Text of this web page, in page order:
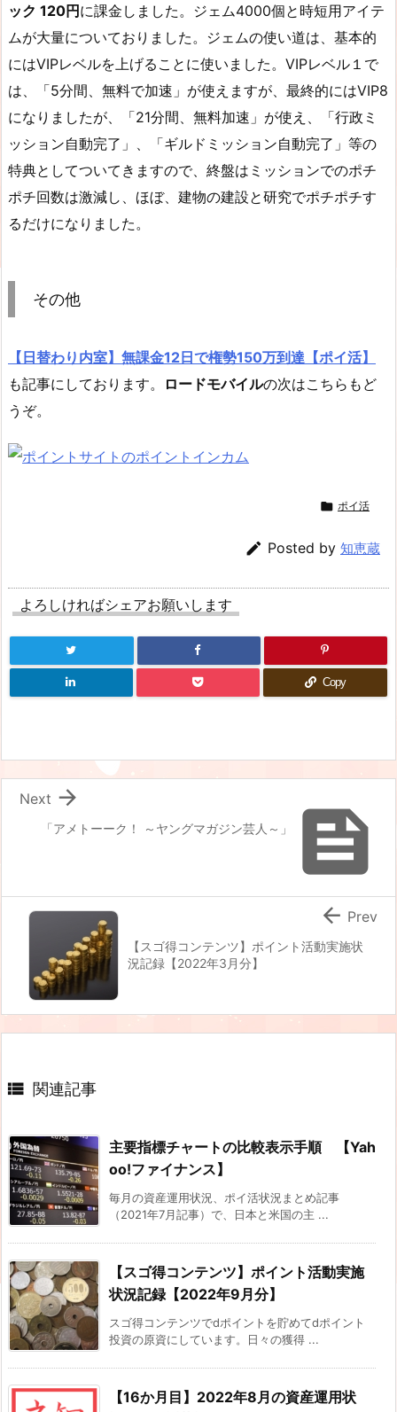
ック 120円に課金しました。ジェム4000個と時短用アイテ
ムが大量についておりました。ジェムの使い道は、基本的
にはVIPレベルを上げることに使いました。VIPレベル１で
は、「5分間、無料で加速」が使えますが、最終的にはVIP8
になりましたが、「21分間、無料加速」が使え、「行政ミ
ッション自動完了」、「ギルドミッション自動完了」等の
特典としてついてきますので、終盤はミッションでのポチ
ポチ回数は激減し、ほぼ、建物の建設と研究でポチポチす
るだけになりました。
その他
【日替わり内室】無課金12日で権勢150万到達【ポイ活】
も記事にしております。
ロードモバイルの次はこちらもど
うぞ。
 ポイ活
 Posted by 知恵蔵
よろしければシェアお願いします
Copy

「アメトーーク！ ～ヤングマガジン芸人～」

Next
【スゴ得コンテンツ】ポイント活動実施状
況記録【2022年3月分】
 Prev
 関連記事
主要指標チャートの比較表示手順 【Yah
oo!ファイナンス】
毎月の資産運用状況、ポイ活状況まとめ記事
（2021年7月記事）で、日本と米国の主 ...
【スゴ得コンテンツ】ポイント活動実施
状況記録【2022年9月分】
スゴ得コンテンツでdポイントを貯めてdポイント
投資の原資にしています。日々の獲得 ...
【16か月目】2022年8月の資産運用状